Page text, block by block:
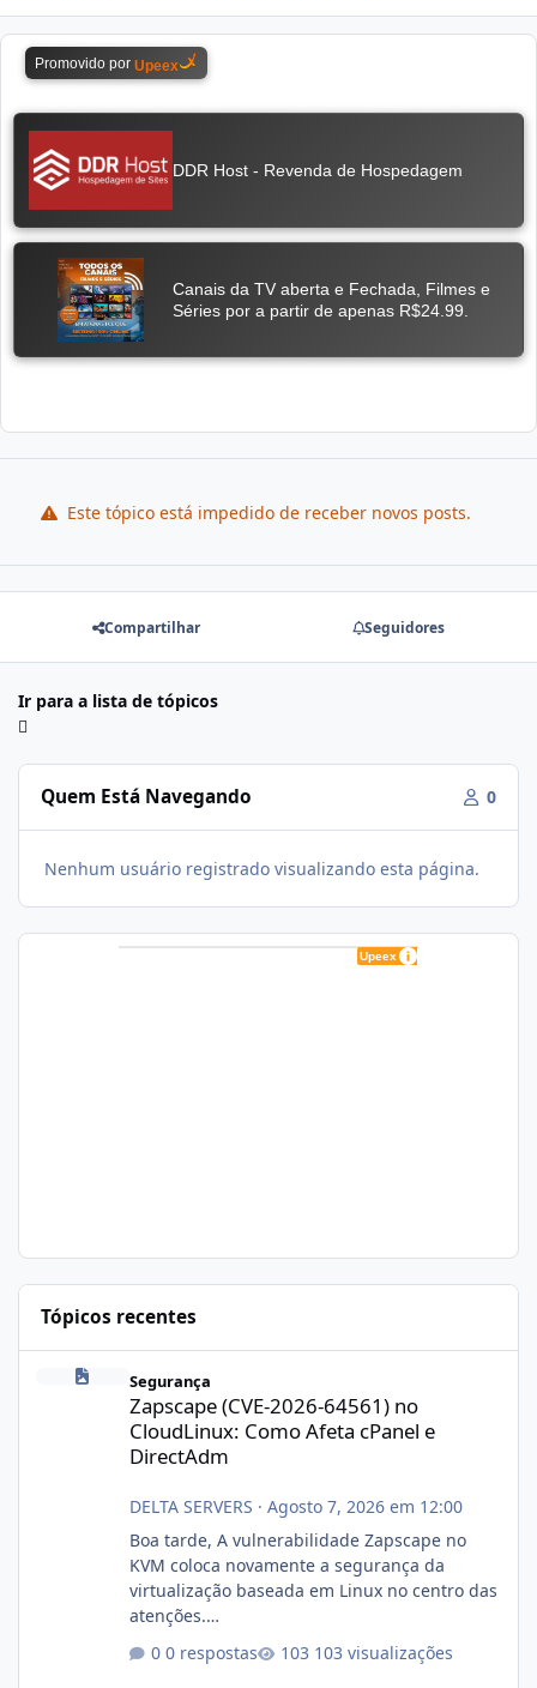
Este tópico está impedido de receber novos posts.
Compartilhar Seguidores
Ir para a lista de tópicos
Quem Está Navegando 0
Nenhum usuário registrado visualizando esta página.
Tópicos recentes
Segurança
Zapscape (CVE-2026-64561) no
CloudLinux: Como Afeta cPanel e
DirectAdm
DELTA SERVERS · Agosto 7, 2026 em 12:00
Boa tarde, A vulnerabilidade Zapscape no
KVM coloca novamente a segurança da
virtualização baseada em Linux no centro das
atenções.
xjx23zz5f Criamos uma breve explicação:
0 respostas 103 visualizações